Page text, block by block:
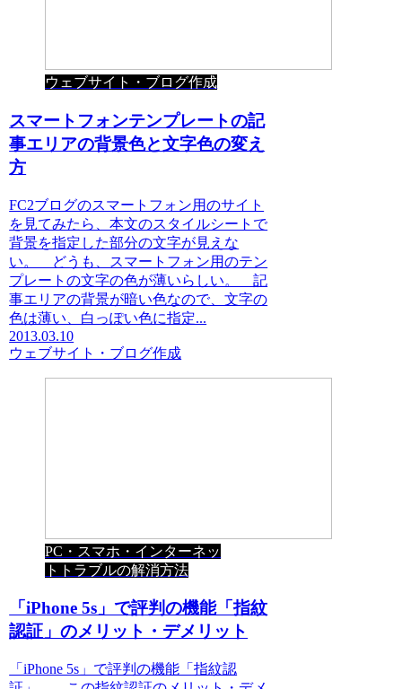
ウェブサイト・ブログ作成
スマートフォンテンプレートの記
事エリアの背景色と文字色の変え
方
FC2ブログのスマートフォン用のサイト
を見てみたら、本文のスタイルシートで
背景を指定した部分の文字が見えな
い。 どうも、スマートフォン用のテン
プレートの文字の色が薄いらしい。 記
事エリアの背景が暗い色なので、文字の
色は薄い、白っぽい色に指定...
2013.03.10
ウェブサイト・ブログ作成
PC・スマホ・インターネッ
トトラブルの解消方法
「iPhone 5s」で評判の機能「指紋
認証」のメリット・デメリット
「iPhone 5s」で評判の機能「指紋認